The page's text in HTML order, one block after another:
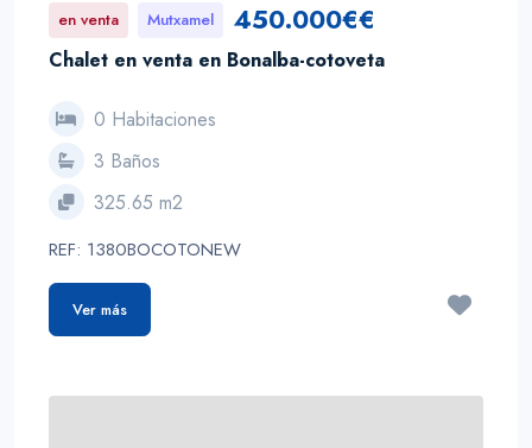
en venta Mutxamel 450.000€€
Chalet en venta en Bonalba-cotoveta
0 Habitaciones
3 Baños
325.65 m2
REF: 1380BOCOTONEW
Ver más